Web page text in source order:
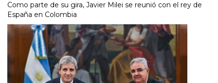
Como parte de su gira, Javier Milei se reunió con el rey de
España en Colombia